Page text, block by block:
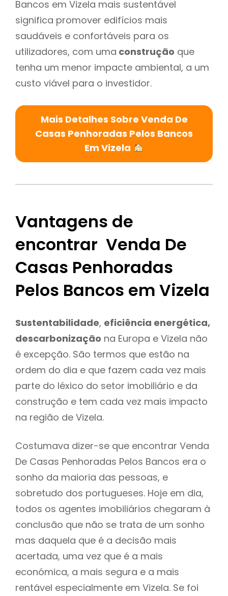
Bancos em Vizela mais sustentável
significa promover edifícios mais
saudáveis e confortáveis para os
utilizadores, com uma construção que
tenha um menor impacte ambiental, a um
custo viável para o investidor.
Mais Detalhes Sobre Venda De
Casas Penhoradas Pelos Bancos
Em Vizela
Vantagens de
encontrar Venda De
Casas Penhoradas
Pelos Bancos em Vizela
Sustentabilidade, eficiência energética,
descarbonização na Europa e Vizela não
é excepção. São termos que estão na
ordem do dia e que fazem cada vez mais
parte do léxico do setor imobiliário e da
construção e tem cada vez mais impacto
na região de Vizela.
Costumava dizer-se que encontrar Venda
De Casas Penhoradas Pelos Bancos era o
sonho da maioria das pessoas, e
sobretudo dos portugueses. Hoje em dia,
todos os agentes imobiliários chegaram à
conclusão que não se trata de um sonho
mas daquela que é a decisão mais
acertada, uma vez que é a mais
económica, a mais segura e a mais
rentável especialmente em Vizela. Se foi